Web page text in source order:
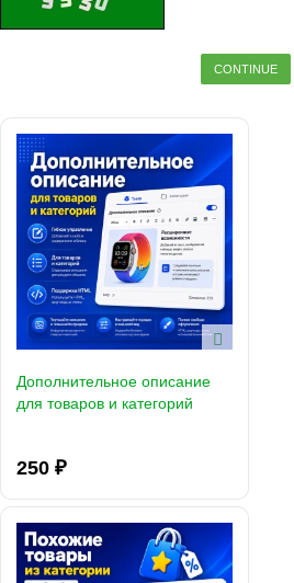
CONTINUE
Дополнительное описание
для товаров и категорий
250 ₽